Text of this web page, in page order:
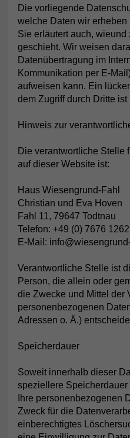
Die vorliegende
welche Daten wir
Sie erläutert auch,
geschieht. Wir weisen
Datenübertragung im
Kommunikation per E-
aufweisen kann. Ein
dem Zugriff durch Dritte
Hinweis zur
Die verantwortliche Stelle
auf dieser Website ist:
Haus Wiesengrund-Fahl
Christian und Eva Hoven
Fahl 11, 79647 Todtnau
Telefon: +49 (0) 7676 1262
E-Mail:
Verantwortliche Stelle ist
Person, die allein oder
die Zwecke und Mittel der
personenbezogenen
Adressen o. Ä.)
Speicherdauer
Soweit innerhalb dieser
speziellere
Ihre personenbezogenen
Zweck für die
einberechtigtes